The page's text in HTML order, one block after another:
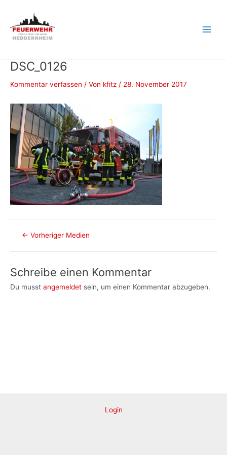
springen
DSC_0126
Kommentar verfassen / Von kfitz / 28. November 2017
Post← Vorheriger Medien
Schreibe einen Kommentar
Du musst angemeldet sein, um einen Kommentar abzugeben.
Login